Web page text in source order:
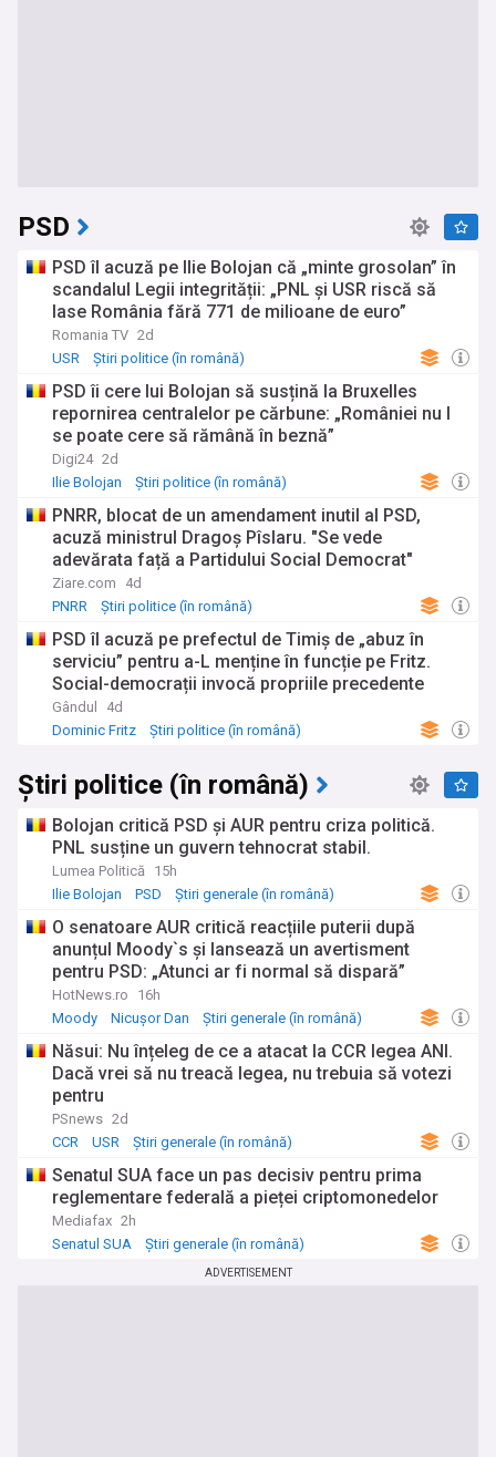
PSD
PSD îl acuză pe Ilie Bolojan că „minte grosolan” în
scandalul Legii integrității: „PNL și USR riscă să
lase România fără 771 de milioane de euro”
Romania TV 2d
USR
Știri politice (în română)
PSD îi cere lui Bolojan să susțină la Bruxelles
repornirea centralelor pe cărbune: „României nu I
se poate cere să rămână în beznă”
Digi24 2d
Ilie Bolojan
Știri politice (în română)
PNRR, blocat de un amendament inutil al PSD,
acuză ministrul Dragoș Pîslaru. "Se vede
adevărata față a Partidului Social Democrat"
Ziare.com
4d
PNRR
Știri politice (în română)
PSD îl acuză pe prefectul de Timiș de „abuz în
serviciu” pentru a-L menține în funcție pe Fritz.
Social-democrații invocă propriile precedente
Gândul
4d
Dominic Fritz
Știri politice (în română)
Știri politice (în română)
Bolojan critică PSD și AUR pentru criza politică.
PNL susține un guvern tehnocrat stabil.
Lumea Politică 15h
Ilie Bolojan
PSD Știri generale (în română)
O senatoare AUR critică reacțiile puterii după
anunțul Moody`s și lansează un avertisment
pentru PSD: „Atunci ar fi normal să dispară”
HotNews.ro
16h
Moody
Nicușor Dan Știri generale (în română)
Năsui: Nu înțeleg de ce a atacat la CCR legea ANI.
Dacă vrei să nu treacă legea, nu trebuia să votezi
pentru
PSnews 2d
CCR
USR Știri generale (în română)
Senatul SUA face un pas decisiv pentru prima
reglementare federală a pieței criptomonedelor
Mediafax 2h
Senatul SUA
Știri generale (în română)
ADVERTISEMENT